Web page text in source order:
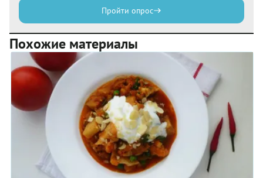
Пройти опрос
Похожие материалы